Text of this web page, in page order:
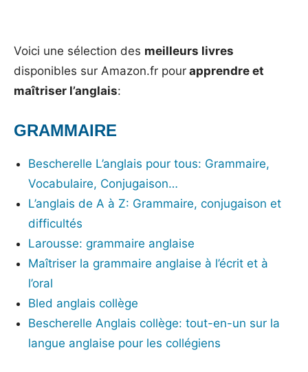
Voici une sélection des meilleurs livres
disponibles sur Amazon.fr pour apprendre et
maîtriser l’anglais:
GRAMMAIRE
Bescherelle L’anglais pour tous: Grammaire,
Vocabulaire, Conjugaison…
L’anglais de A à Z: Grammaire, conjugaison et
difficultés
Larousse: grammaire anglaise
Maîtriser la grammaire anglaise à l’écrit et à
l’oral
Bled anglais collège
Bescherelle Anglais collège: tout-en-un sur la
langue anglaise pour les collégiens